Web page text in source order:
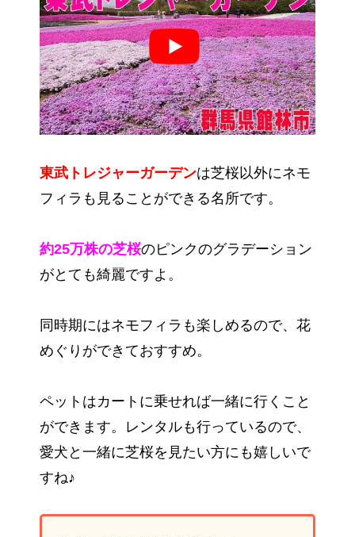
東武トレジャーガーデンは芝桜以外にネモ
フィラも見ることができる名所です。
約25万株の芝桜のピンクのグラデーション
がとても綺麗ですよ。
同時期にはネモフィラも楽しめるので、花
めぐりができておすすめ。
ペットはカートに乗せれば一緒に行くこと
ができます。レンタルも行っているので、
愛犬と一緒に芝桜を見たい方にも嬉しいで
すね♪